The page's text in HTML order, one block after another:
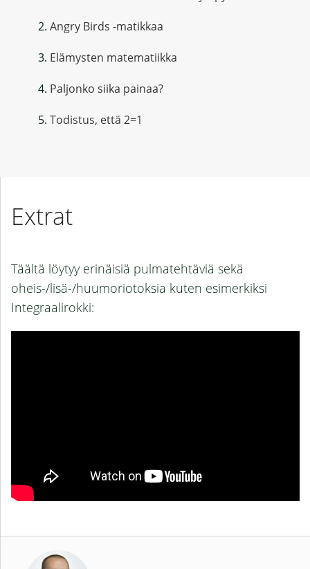
Angry Birds -matikkaa
Elämysten matematiikka
Paljonko siika painaa?
Todistus, että 2=1
Extrat
Täältä löytyy erinäisiä pulmatehtäviä sekä
oheis-/lisä-/huumoriotoksia kuten esimerkiksi
Integraalirokki: